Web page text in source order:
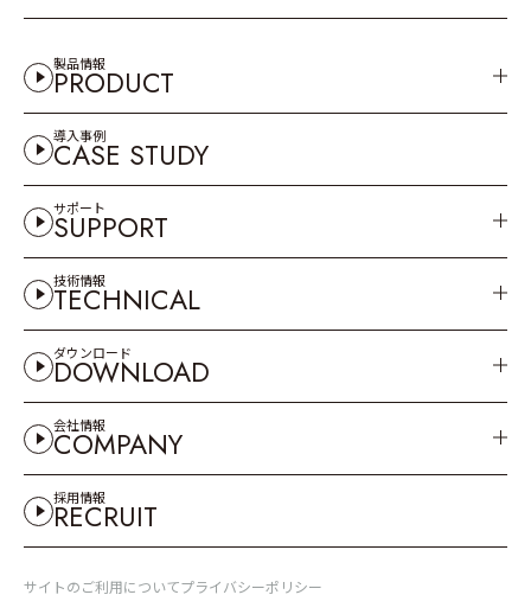
製品情報
PRODUCT
導入事例
CASE STUDY
サポート
SUPPORT
技術情報
TECHNICAL
ダウンロード
DOWNLOAD
会社情報
COMPANY
採用情報
RECRUIT
サイトのご利用についてプライバシーポリシー